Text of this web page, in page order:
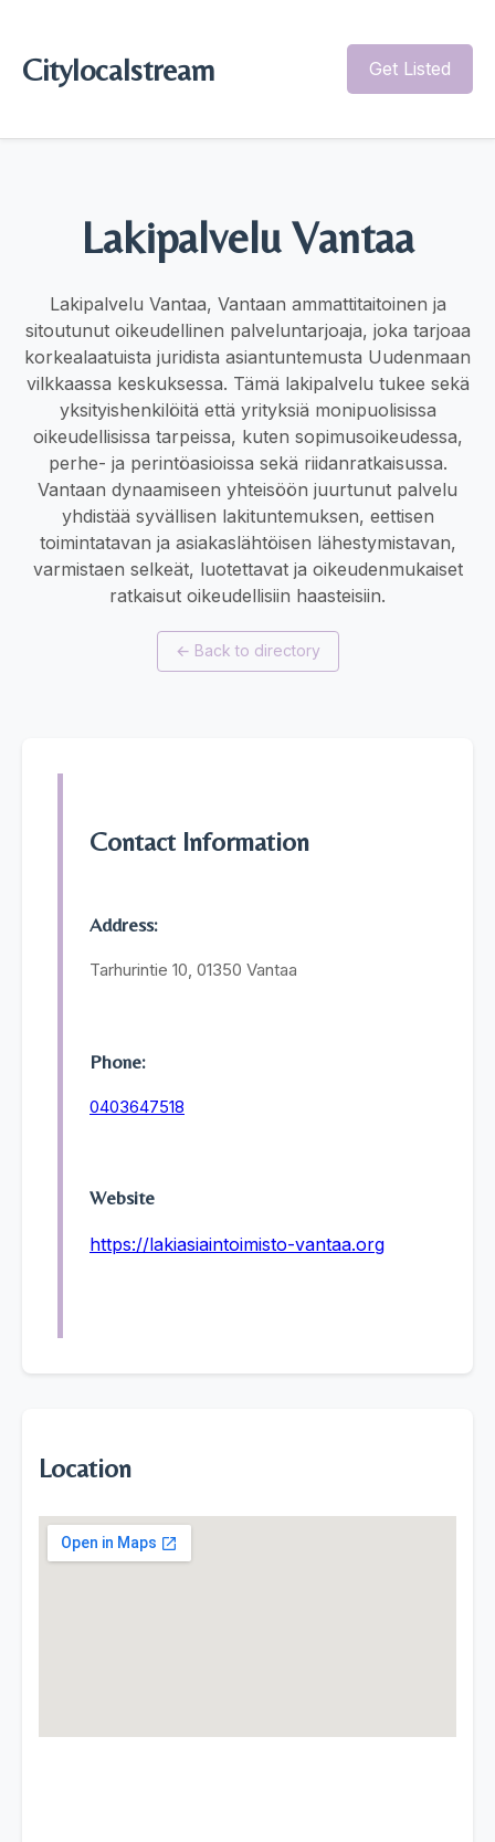
Citylocalstream Get Listed
Lakipalvelu Vantaa
Lakipalvelu Vantaa, Vantaan ammattitaitoinen ja
sitoutunut oikeudellinen palveluntarjoaja, joka tarjoaa
korkealaatuista juridista asiantuntemusta Uudenmaan
vilkkaassa keskuksessa. Tämä lakipalvelu tukee sekä
yksityishenkilöitä että yrityksiä monipuolisissa
oikeudellisissa tarpeissa, kuten sopimusoikeudessa,
perhe- ja perintöasioissa sekä riidanratkaisussa.
Vantaan dynaamiseen yhteisöön juurtunut palvelu
yhdistää syvällisen lakituntemuksen, eettisen
toimintatavan ja asiakaslähtöisen lähestymistavan,
varmistaen selkeät, luotettavat ja oikeudenmukaiset
ratkaisut oikeudellisiin haasteisiin.
← Back to directory
Contact Information
Address:
Tarhurintie 10, 01350 Vantaa
Phone:
0403647518
Website
https://lakiasiaintoimisto-vantaa.org
Location